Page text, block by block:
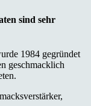
sind sehr
1984 gegründet
geschmacklich